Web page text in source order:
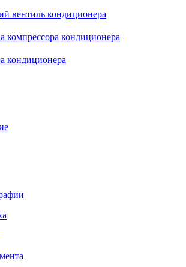
вентиль кондиционера
компрессора кондиционера
кондиционера